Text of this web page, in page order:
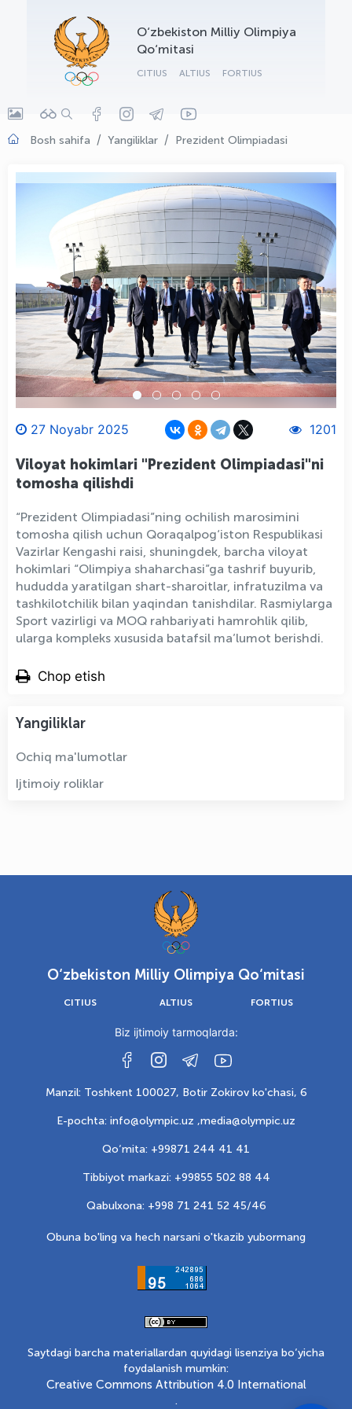
O‘zbekiston Milliy Olimpiya
Qo‘mitasi
CITIUS ALTIUS FORTIUS
Bosh sahifa Yangiliklar Prezident Olimpiadasi
27 Noyabr 2025 1201
Viloyat hokimlari "Prezident Olimpiadasi"ni
tomosha qilishdi
“Prezident Olimpiadasi”ning ochilish marosimini
tomosha qilish uchun Qoraqalpog‘iston Respublikasi
Vazirlar Kengashi raisi, shuningdek, barcha viloyat
hokimlari “Olimpiya shaharchasi”ga tashrif buyurib,
hududda yaratilgan shart-sharoitlar, infratuzilma va
tashkilotchilik bilan yaqindan tanishdilar. Rasmiylarga
Sport vazirligi va MOQ rahbariyati hamrohlik qilib,
ularga kompleks xususida batafsil ma’lumot berishdi.
Chop etish
Yangiliklar
Ochiq ma'lumotlar
Ijtimoiy roliklar
O‘zbekiston Milliy Olimpiya Qo‘mitasi
CITIUS ALTIUS FORTIUS
Biz ijtimoiy tarmoqlarda:
Manzil: Toshkent 100027, Botir Zokirov ko'chasi, 6
E-pochta: info@olympic.uz ,media@olympic.uz
Qo‘mita: +99871 244 41 41
Tibbiyot markazi: +99855 502 88 44
Qabulxona: +998 71 241 52 45/46
Obuna bo'ling va hech narsani o'tkazib yubormang
Saytdagi barcha materiallardan quyidagi lisenziya bo‘yicha
foydalanish mumkin:
Creative Commons Attribution 4.0 International
.
OLYMPCHIK AI - yordamchi
Onlayn · olympic.uz